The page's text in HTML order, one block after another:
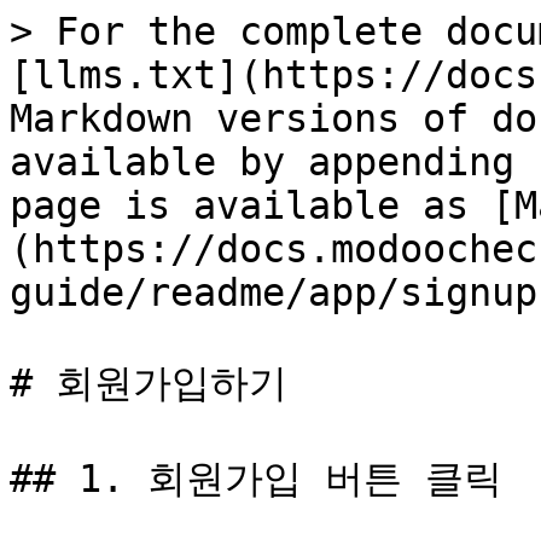
> For the complete
[llms.txt](https://
Markdown versions of
available by
page is available as
(https://
guide/readme/app/
# 회원가입하기
## 1. 회원가입 버튼 클릭